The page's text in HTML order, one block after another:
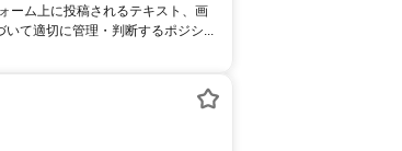
ーム上に投稿されるテキスト、画
て適切に管理・判断するポジシ...